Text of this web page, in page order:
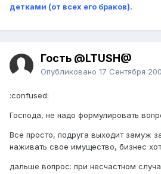
детками (от всех его браков).
Гость @LTUSH@
Опубликовано 17 Сентября
:confused:
Господа, не надо формулировать
Все просто, подруга выходит замуж
наживать свое имущество, бизнес
дальше вопрос: при несчастном